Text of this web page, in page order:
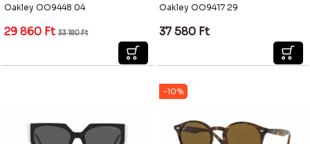
Oakley OO9448 04
29 860 Ft 33 180Ft
Oakley OO9417 29
37 580 Ft
-10%